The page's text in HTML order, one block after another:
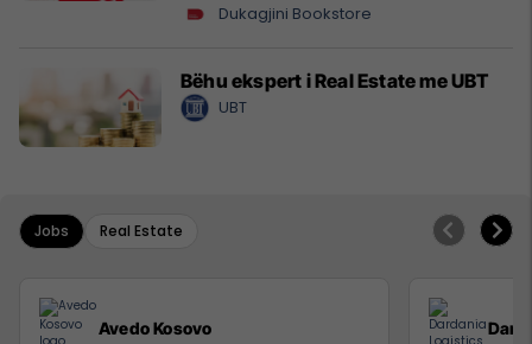
Dukagjini Bookstore
Bëhu ekspert i Real Estate me UBT
UBT
Jobs Real Estate
Avedo Kosovo